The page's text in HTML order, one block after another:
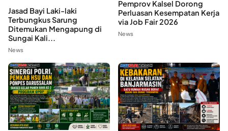
Jasad Bayi Laki-laki
Terbungkus Sarung
Ditemukan Mengapung di
Sungai Kali...
News
Pemprov Kalsel Dorong
Perluasan Kesempatan Kerja
via Job Fair 2026
News